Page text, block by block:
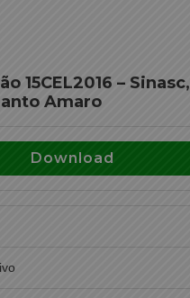
15CEL2016 – Sinasc,
Amaro
Download